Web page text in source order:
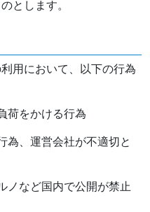
とします。
用において、以下の行為
荷をかける行為
為、運営会社が不適切と
ノなど国内で公開が禁止